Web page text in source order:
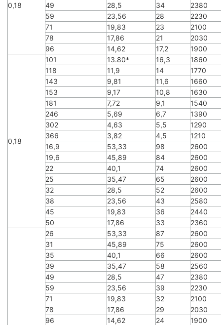
0,18
49
28,5 34
2380
59
23,56 28
2230
71
19,83 23
2100
78
17,86 21
2030
96
14,62 17,2 1900
0,18
101 13.80* 16,3
1860
118
11,9 14
1770
143
9,81 11,6
1660
153
9,17 10,8
1630
181
7,72 9,1
1540
246
5,69 6,7
1390
302
4,63 5,5
1290
366
3,82 4,5
1210
16,9
53,33 98
2600
19,6
45,89 84
2600
22
40,1 74
2600
25
35,47 65
2600
32
28,5 52
2600
38
23,56 43
2580
45
19,83 36
2440
50
17,86 33 2360
26 53,33 87
2600
31
45,89 75
2600
35
40,1 66
2600
39
35,47 58
2560
49
28,5 47
2380
59
23,56 39
2230
71
19,83 32
2100
78
17,86 29
2030
96
14,62 24
1900